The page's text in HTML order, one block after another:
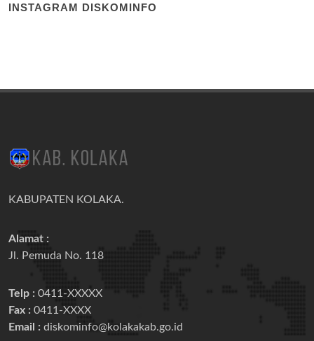
INSTAGRAM DISKOMINFO
KABUPATEN KOLAKA.
Alamat :
Jl. Pemuda No. 118
Telp : 0411-XXXXX
Fax : 0411-XXXX
Email : diskominfo@kolakakab.go.id